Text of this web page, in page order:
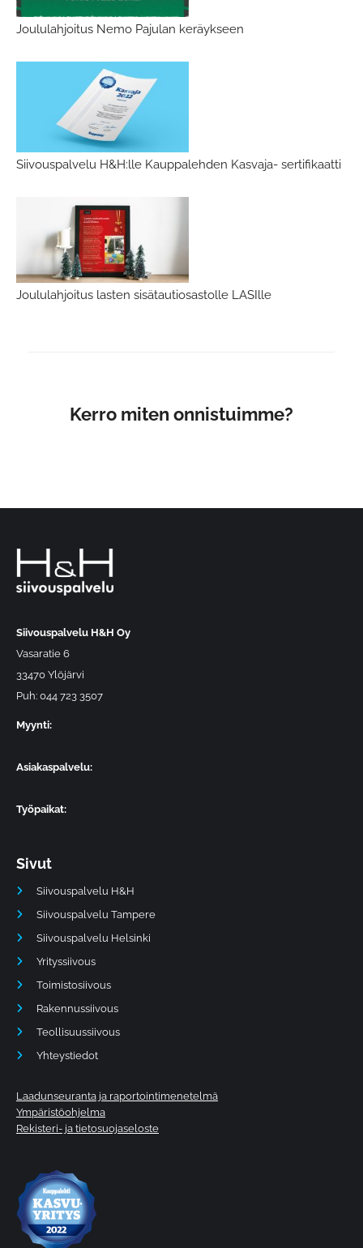
Joululahjoitus Nemo Pajulan keräykseen
Siivouspalvelu H&H:lle Kauppalehden Kasvaja- sertifikaatti
Joululahjoitus lasten sisätautiosastolle LASIlle
Kerro miten onnistuimme?
Siivouspalvelu H&H Oy
Vasaratie 6
33470 Ylöjärvi
Puh: 044 723 3507
Myynti:
Asiakaspalvelu:
Työpaikat:
Sivut
Siivouspalvelu H&H
Siivouspalvelu Tampere
Siivouspalvelu Helsinki
Yrityssiivous
Toimistosiivous
Rakennussiivous
Teollisuussiivous
Yhteystiedot
Laadunseuranta ja raportointimenetelmä
Ympäristöohjelma
Rekisteri- ja tietosuojaseloste